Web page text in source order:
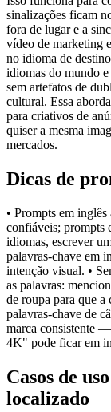
sinalizações ficam
fora de lugar e a
vídeo de marketing
no idioma de
idiomas do mundo
sem artefatos de
cultural. Essa
para criativos de
quiser a mesma
mercados.
Dicas de
• Prompts em
confiáveis; prompts
idiomas, escrever
palavras-chave em
intenção visual. •
as palavras:
de roupa para que a
palavras-chave de
marca consistente
4K" pode ficar em
Casos de
localizado